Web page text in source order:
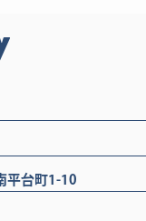
平台町1-10